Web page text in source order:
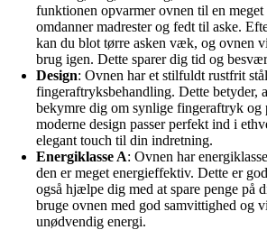
funktionen opvarmer ovnen til en
omdanner madrester og fedt til aske.
kan du blot tørre asken væk, og ovnen
brug igen. Dette sparer dig tid og
Design: Ovnen har et stilfuldt rustfrit
fingeraftryksbehandling. Dette betyder,
bekymre dig om synlige fingeraftryk og
moderne design passer perfekt ind i
elegant touch til din indretning.
Energiklasse A: Ovnen har
den er meget energieffektiv. Dette er
også hjælpe dig med at spare penge på
bruge ovnen med god samvittighed og
unødvendig energi.